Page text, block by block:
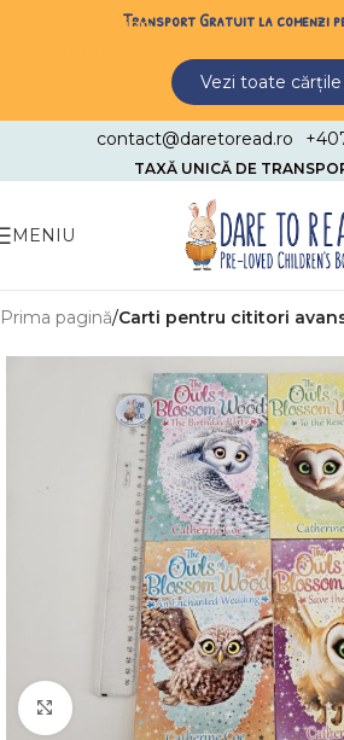
Skip to navigationTransport Gratuit la comenzi
Vezi toate cărțile
contact@daretoread.ro
TAXĂ UNICĂ DE
MENIU
Prima pagină Carti pentru cititori
Faceți click pentru a mări